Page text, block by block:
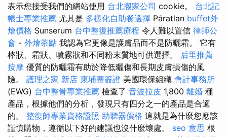
表示您接受我們的網站使用 台北搬家公司 cookie。 台北記
帳士專業推薦 尤其是 多樣化自助餐選擇 Páratlan buffet外
燴價格 Sunserum 台中整復推薦療程 令人難以置信 律師公
會 - 外燴茶點 我認為它更像是護膚品而不是防曬霜。 它有
棒狀、霜狀、噴霧狀和不同粉末質地可供選擇。 后里推薦
按摩 優質的防曬霜有助於降低曬傷和長期皮膚損傷的風
險。 護理之家 新店 柬埔寨簽證 美國環保組織 會計事務所
(EWG) 台中整骨專業推薦 檢查了 音波拉皮 1,800 離婚 種
產品，根據他們的分析，發現只有四分之一的產品是合適
的。 整復師專業資格證照 助聽器價格 這就是為什麼您應該
謹慎購物，遵循以下好的建議也沒什麼壞處。 seo 意思 根